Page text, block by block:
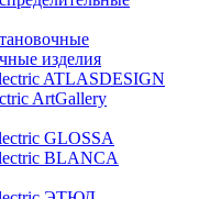
изделия
ATLASDESIGN
ArtGallery
GLOSSA
BLANCA